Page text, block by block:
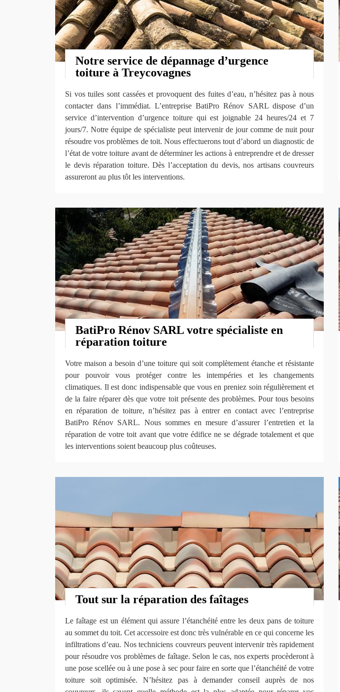
Notre service de dépannage d’urgence
toiture à Treycovagnes
Si vos tuiles sont cassées et provoquent des fuites d’eau, n’hésitez pas à nous
contacter dans l’immédiat. L’entreprise BatiPro Rénov SARL dispose d’un
service d’intervention d’urgence toiture qui est joignable 24 heures/24 et 7
jours/7. Notre équipe de spécialiste peut intervenir de jour comme de nuit pour
résoudre vos problèmes de toit. Nous effectuerons tout d’abord un diagnostic de
l’état de votre toiture avant de déterminer les actions à entreprendre et de dresser
le devis réparation toiture. Dès l’acceptation du devis, nos artisans couvreurs
assureront au plus tôt les interventions.
BatiPro Rénov SARL votre spécialiste en
réparation toiture
Votre maison a besoin d’une toiture qui soit complètement étanche et résistante
pour pouvoir vous protéger contre les intempéries et les changements
climatiques. Il est donc indispensable que vous en preniez soin régulièrement et
de la faire réparer dès que votre toit présente des problèmes. Pour tous besoins
en réparation de toiture, n’hésitez pas à entrer en contact avec l’entreprise
BatiPro Rénov SARL. Nous sommes en mesure d’assurer l’entretien et la
réparation de votre toit avant que votre édifice ne se dégrade totalement et que
les interventions soient beaucoup plus coûteuses.
Tout sur la réparation des faîtages
Le faîtage est un élément qui assure l’étanchéité entre les deux pans de toiture
au sommet du toit. Cet accessoire est donc très vulnérable en ce qui concerne les
infiltrations d’eau. Nos techniciens couvreurs peuvent intervenir très rapidement
pour résoudre vos problèmes de faîtage. Selon le cas, nos experts procèderont à
une pose scellée ou à une pose à sec pour faire en sorte que l’étanchéité de votre
toiture soit optimisée. N’hésitez pas à demander conseil auprès de nos